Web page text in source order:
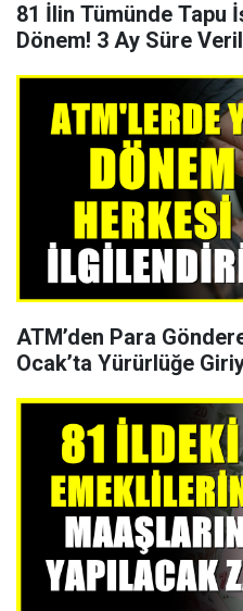
81 İlin Tümünde Tapu
Dönem! 3 Ay Süre
ATM’den Para
Ocak’ta Yürürlüğe